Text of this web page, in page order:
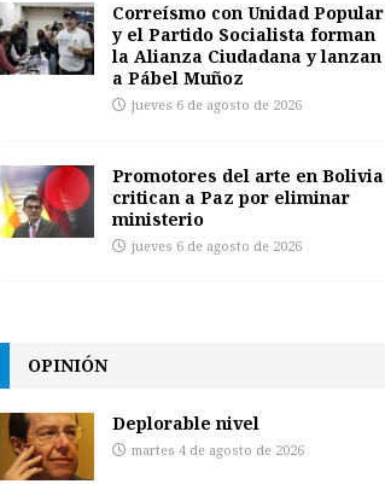
Correísmo con Unidad Popular
y el Partido Socialista forman
la Alianza Ciudadana y lanzan
a Pábel Muñoz
jueves 6 de agosto de 2026
Promotores del arte en Bolivia
critican a Paz por eliminar
ministerio
jueves 6 de agosto de 2026
OPINIÓN
Deplorable nivel
martes 4 de agosto de 2026